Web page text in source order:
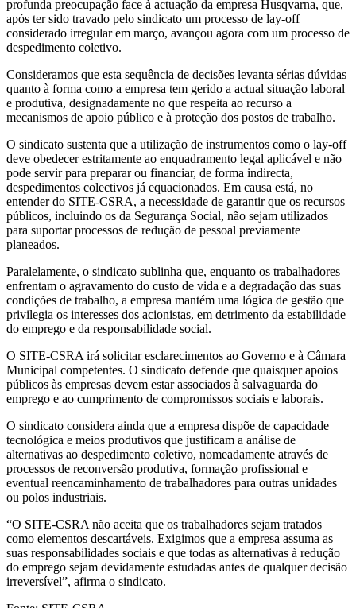
profunda preocupação face à actuação da empresa Husqvarna, que,
após ter sido travado pelo sindicato um processo de lay-off
considerado irregular em março, avançou agora com um processo de
despedimento coletivo.
Consideramos que esta sequência de decisões levanta sérias dúvidas
quanto à forma como a empresa tem gerido a actual situação laboral
e produtiva, designadamente no que respeita ao recurso a
mecanismos de apoio público e à proteção dos postos de trabalho.
O sindicato sustenta que a utilização de instrumentos como o lay-off
deve obedecer estritamente ao enquadramento legal aplicável e não
pode servir para preparar ou financiar, de forma indirecta,
despedimentos colectivos já equacionados. Em causa está, no
entender do SITE-CSRA, a necessidade de garantir que os recursos
públicos, incluindo os da Segurança Social, não sejam utilizados
para suportar processos de redução de pessoal previamente
planeados.
Paralelamente, o sindicato sublinha que, enquanto os trabalhadores
enfrentam o agravamento do custo de vida e a degradação das suas
condições de trabalho, a empresa mantém uma lógica de gestão que
privilegia os interesses dos acionistas, em detrimento da estabilidade
do emprego e da responsabilidade social.
O SITE-CSRA irá solicitar esclarecimentos ao Governo e à Câmara
Municipal competentes. O sindicato defende que quaisquer apoios
públicos às empresas devem estar associados à salvaguarda do
emprego e ao cumprimento de compromissos sociais e laborais.
O sindicato considera ainda que a empresa dispõe de capacidade
tecnológica e meios produtivos que justificam a análise de
alternativas ao despedimento coletivo, nomeadamente através de
processos de reconversão produtiva, formação profissional e
eventual reencaminhamento de trabalhadores para outras unidades
ou polos industriais.
“O SITE-CSRA não aceita que os trabalhadores sejam tratados
como elementos descartáveis. Exigimos que a empresa assuma as
suas responsabilidades sociais e que todas as alternativas à redução
do emprego sejam devidamente estudadas antes de qualquer decisão
irreversível”, afirma o sindicato.